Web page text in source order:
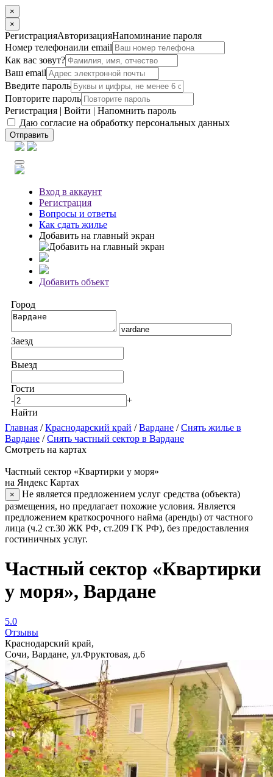
×
×
РегистрацияАвторизацияНапоминание пароля
Номер телефонаили email
Как вас зовут?
Ваш email
Введите пароль
Повторите пароль
Регистрация | Войти | Напомнить пароль
Даю согласие на обработку персональных данных
Отправить
Вход в аккаунт
Регистрация
Вопросы и ответы
Как сдать жилье
Добавить на главный экран
Добавить объект
Город
Заезд
Выезд
Гости
-
+
Найти
Главная /Краснодарский край /Вардане /Снять жилье в
Вардане /Снять частный сектор в Вардане
Смотреть на картах
Частный сектор «Квартирки у моря»
на Яндекс Картах
×
Не является предложением услуг средства (объекта)
размещения, но предлагает похожие условия. Является
предложением краткосрочного найма (аренды) от частного
лица (ч.2 ст.30 ЖК РФ, ст.209 ГК РФ), без предоставления
гостиничных услуг.
Частный сектор «Квартирки
у моря», Вардане
5.0
Отзывы
Краснодарский край,
Сочи, Вардане, ул.Фруктовая, д.6